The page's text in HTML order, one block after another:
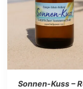
Sonnen-Kuss –